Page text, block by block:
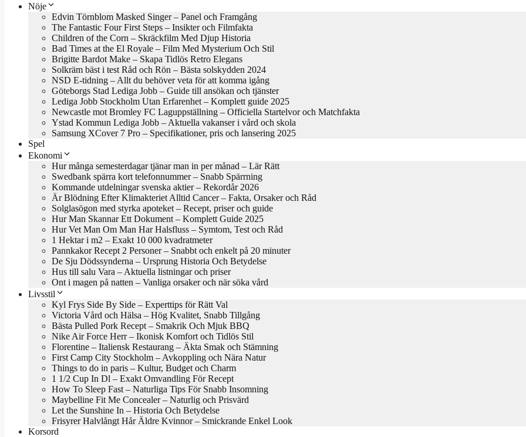
Nöje
Edvin Törnblom Masked Singer – Panel och Framgång
The Fantastic Four First Steps – Insikter och Filmfakta
Children of the Corn – Skräckfilm Med Djup Historia
Bad Times at the El Royale – Film Med Mysterium Och Stil
Brigitte Bardot Make – Skapa Tidlös Retro Elegans
Solkräm bäst i test Råd och Rön – Bästa solskydden 2024
NSD E-tidning – Allt du behöver veta för att komma igång
Göteborgs Stad Lediga Jobb – Guide till ansökan och tjänster
Lediga Jobb Stockholm Utan Erfarenhet – Komplett guide 2025
Newcastle mot Bromley FC Laguppställning – Officiella Startelvor och Matchfakta
Ystad Kommun Lediga Jobb – Aktuella vakanser i vård och skola
Samsung XCover 7 Pro – Specifikationer, pris och lansering 2025
Spel
Ekonomi
Hur många semesterdagar tjänar man in per månad – Lär Rätt
Swedbank spärra kort telefonnummer – Snabb Spärrning
Kommande utdelningar svenska aktier – Rekordår 2026
Är Blödning Efter Klimakteriet Alltid Cancer – Fakta, Orsaker och Råd
Solglasögon med styrka apoteket – Recept, priser och guide
Hur Man Skannar Ett Dokument – Komplett Guide 2025
Hur Vet Man Om Man Har Halsfluss – Symtom, Test och Råd
1 Hektar i m2 – Exakt 10 000 kvadratmeter
Pannkakor Recept 2 Personer – Snabbt och enkelt på 20 minuter
De Sju Dödssynderna – Ursprung Historia Och Betydelse
Hus till salu Vara – Aktuella listningar och priser
Ont i magen på natten – Vanliga orsaker och när söka vård
Livsstil
Kyl Frys Side By Side – Experttips för Rätt Val
Victoria Vård och Hälsa – Hög Kvalitet, Snabb Tillgång
Bästa Pulled Pork Recept – Smakrik Och Mjuk BBQ
Nike Air Force Herr – Ikonisk Komfort och Tidlös Stil
Florentine – Italiensk Restaurang – Äkta Smak och Stämning
First Camp City Stockholm – Avkoppling och Nära Natur
Things to do in paris – Kultur, Budget och Charm
1 1/2 Cup In Dl – Exakt Omvandling För Recept
How To Sleep Fast – Naturliga Tips För Snabb Insomning
Maybelline Fit Me Concealer – Naturlig och Prisvärd
Let the Sunshine In – Historia Och Betydelse
Frisyrer Halvlångt Hår Äldre Kvinnor – Smickrande Enkel Look
Korsord